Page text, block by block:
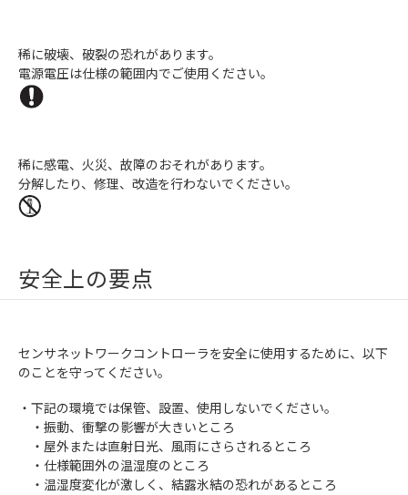
稀に破壊、破裂の恐れがあります。
電源電圧は仕様の範囲内でご使用ください。
稀に感電、火災、故障のおそれがあります。
分解したり、修理、改造を行わないでください。
安全上の要点
センサネットワークコントローラを安全に使用するために、以下
のことを守ってください。
・下記の環境では保管、設置、使用しないでください。
・振動、衝撃の影響が大きいところ
・屋外または直射日光、風雨にさらされるところ
・仕様範囲外の温湿度のところ
・温湿度変化が激しく、結露氷結の恐れがあるところ